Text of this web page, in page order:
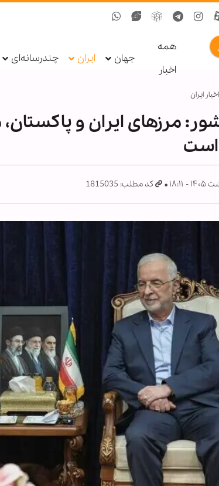
همه
اخبار
جهان ایران چندرسانه‌ای
اخبار ایران
مرزهای ایران و
است
کد مطلب: 1815035